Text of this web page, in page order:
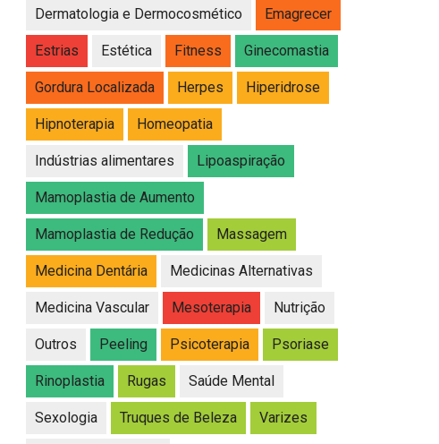
Dermatologia e Dermocosmético Emagrecer
Estrias Estética Fitness Ginecomastia
Gordura Localizada Herpes Hiperidrose
Hipnoterapia Homeopatia
Indústrias alimentares Lipoaspiração
Mamoplastia de Aumento
Mamoplastia de Redução Massagem
Medicina Dentária Medicinas Alternativas
Medicina Vascular Mesoterapia Nutrição
Outros Peeling Psicoterapia Psoriase
Rinoplastia Rugas Saúde Mental
Sexologia Truques de Beleza Varizes